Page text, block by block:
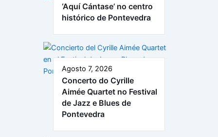
‘Aquí Cántase’ no centro
histórico de Pontevedra
Agosto 7, 2026
Concerto do Cyrille
Aimée Quartet no Festival
de Jazz e Blues de
Pontevedra